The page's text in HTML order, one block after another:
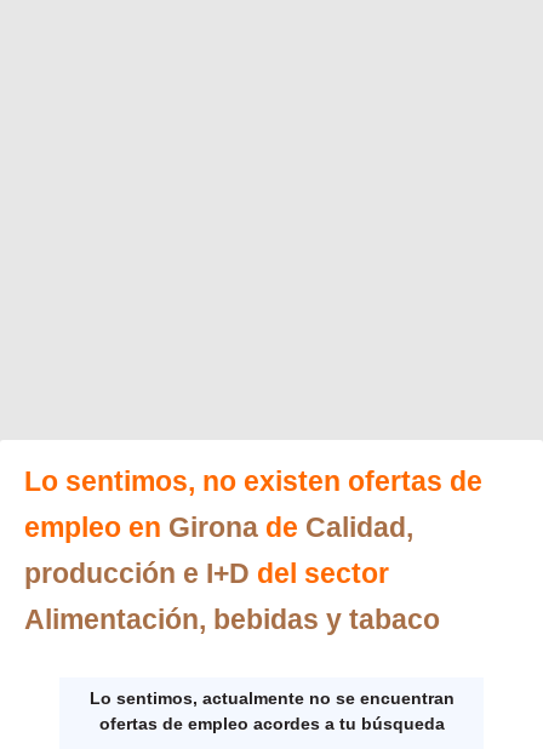
Lo sentimos, no existen ofertas de
empleo en Girona de Calidad,
producción e I+D del sector
Alimentación, bebidas y tabaco
Lo sentimos, actualmente no se encuentran
ofertas de empleo acordes a tu búsqueda